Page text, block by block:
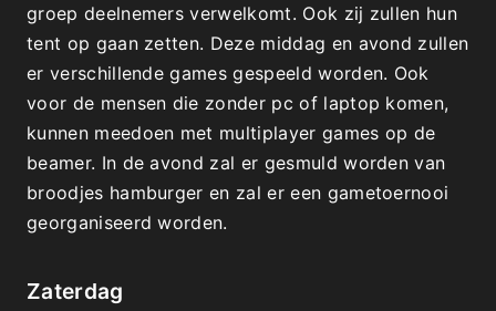
groep deelnemers verwelkomt. Ook zij zullen hun
tent op gaan zetten. Deze middag en avond zullen
er verschillende games gespeeld worden. Ook
voor de mensen die zonder pc of laptop komen,
kunnen meedoen met multiplayer games op de
beamer. In de avond zal er gesmuld worden van
broodjes hamburger en zal er een gametoernooi
georganiseerd worden.
Zaterdag